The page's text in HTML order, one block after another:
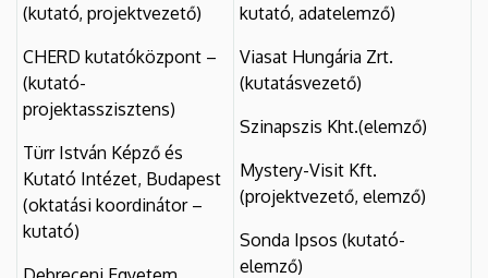
(kutató, projektvezető)
CHERD kutatóközpont –
(kutató-
projektasszisztens)
Türr István Képző és
Kutató Intézet, Budapest
(oktatási koordinátor –
kutató)
kutató, adatelemző)
Viasat Hungária Zrt.
(kutatásvezető)
Szinapszis Kht.(elemző)
Mystery-Visit Kft.
(projektvezető, elemző)
Sonda Ipsos (kutató-
elemző)